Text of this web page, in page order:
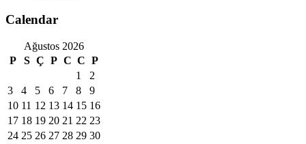
Calendar
Ağustos 2026
P
S Ç P C C P
1
2
3
4 5 6 7 8
9
10 11 12 13 14 15 16
17 18 19 20 21 22 23
24 25 26 27 28 29 30